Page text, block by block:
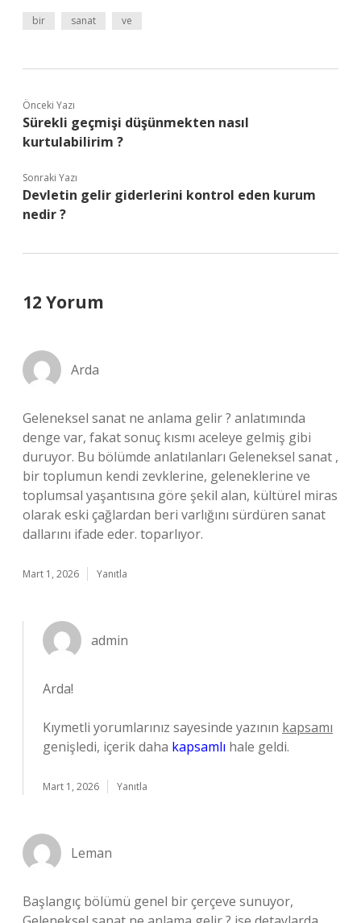
bir sanat ve
Önceki Yazı
Sürekli geçmişi düşünmekten nasıl
kurtulabilirim ?
Sonraki Yazı
Devletin gelir giderlerini kontrol eden kurum
nedir ?
12 Yorum
Arda
Geleneksel sanat ne anlama gelir ? anlatımında
denge var, fakat sonuç kısmı aceleye gelmiş gibi
duruyor. Bu bölümde anlatılanları Geleneksel sanat ,
bir toplumun kendi zevklerine, geleneklerine ve
toplumsal yaşantısına göre şekil alan, kültürel miras
olarak eski çağlardan beri varlığını sürdüren sanat
dallarını ifade eder. toparlıyor.
Mart 1, 2026 Yanıtla
admin
Arda!
Kıymetli yorumlarınız sayesinde yazının kapsamı
genişledi, içerik daha kapsamlı hale geldi.
Mart 1, 2026 Yanıtla
Leman
Başlangıç bölümü genel bir çerçeve sunuyor,